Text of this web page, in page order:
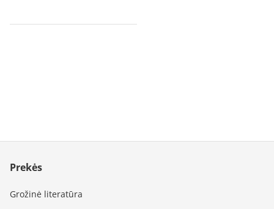
Prekės
Grožinė literatūra